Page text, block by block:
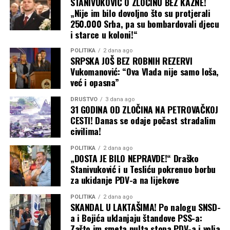
one izrečene. Javni skup na kojem su iznošene sporne
poruke organizovalo je Udruženje penzionera Republike
Srpske koje svoje aktivnosti finansira iz budžeta i koje
prema podacima platforme Odgovornost dobiјe preko
700 hiljada KM javnog novca.Uprkos činjenici da je
nevladinim organizacija zabranjeno političko djelovanje,
predsjednik ovog udruženja ranije je javno podržao
kandidata SNSD na izborima, a za ovu kampanju koja već
uveliko traje, priredio je skup na kojem su kandidati
SNSD za ključne funkcije držali političke govore,iako je
to zabranjeno na događajima finansiranim javnim
novcem.Ipak, kako je CIK odbio provesti postupak
okolnosti organizacije ovog skupa nisu ni ispitivane –
saopšteno je iz TI BiH.
CIK je, navodi se u saopštenju, odbio postupati i po
dijelu prijave koji se odnosio na zabranu obećavanja
novčanih nagrada ili druge materijalne koristi.
„Nije im bilo dovoljno što su protjerali
250.000 Srba, pa su bombardovali djecu
i starce u koloni!“
POLITIKA 2 dana ago
SRPSKA JOŠ BEZ ROBNIH REZERVI
Vukomanović: “Ova Vlada nije samo loša,
već i opasna”
DRUŠTVO 3 dana ago
31 GODINA OD ZLOČINA NA PETROVAČKOJ
CESTI! Danas se odaje počast stradalim
civilima!
POLITIKA 2 dana ago
„DOSTA JE BILO NEPRAVDE!“ Draško
Stanivuković i u Tesliću pokrenuo borbu
za ukidanje PDV-a na lijekove
POLITIKA 2 dana ago
SKANDAL U LAKTAŠIMA! Po nalogu SNSD-
a i Bojića uklanjaju štandove PSS-a: